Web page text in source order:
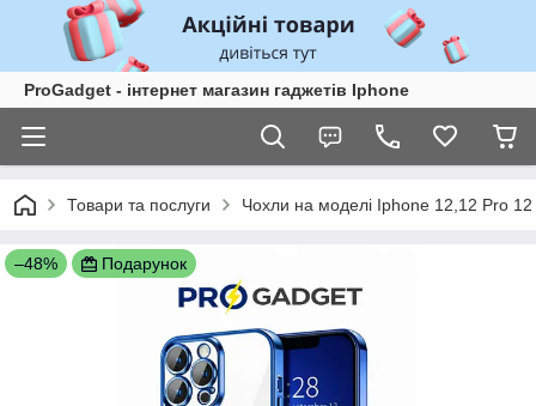
ProGadget - iнтернет магазин гаджетів Iphone
Товари та послуги Чохли на моделі Iphone 12,12 Pro
–48% Подарунок